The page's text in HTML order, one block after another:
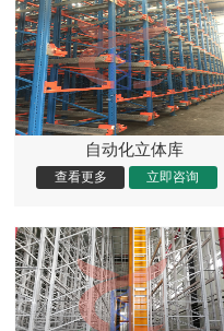
自动化立体库